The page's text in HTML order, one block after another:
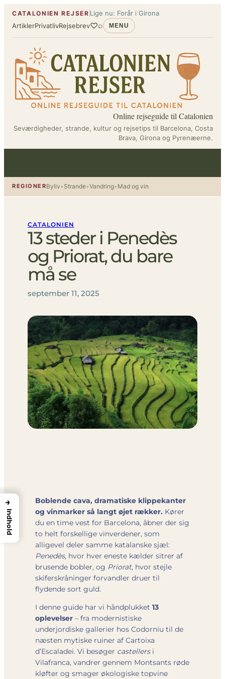
Spring
indhold
CATALONIEN REJSER Lige nu: Forår i Girona
ArtiklerPrivatlivRejsebrev♡⌕ MENU
Online rejseguide til Catalonien
Seværdigheder, strande, kultur og rejsetips til Barcelona, Costa
Brava, Girona og Pyrenæerne.
REGIONERByliv• Strande•Vandring• Mad og vin
CATALONIEN
13 steder i Penedès
og Priorat, du bare
må se
september 11, 2025
Boblende cava, dramatiske klippekanter
og vinmarker så langt øjet rækker. Kører
du en time vest for Barcelona, åbner der sig
to helt forskellige vinverdener, som
alligevel deler samme katalanske sjæl:
Penedès, hvor hver eneste kælder sitrer af
brusende bobler, og Priorat, hvor stejle
skiferskråninger forvandler druer til
flydende sort guld.
I denne guide har vi håndplukket 13
oplevelser – fra modernistiske
underjordiske gallerier hos Codorníu til de
næsten mytiske ruiner af Cartoixa
d’Escaladei. Vi besøger castellersi
Vilafranca, vandrer gennem Montsants røde
kløfter og smager økologiske topvine
→
Indhold